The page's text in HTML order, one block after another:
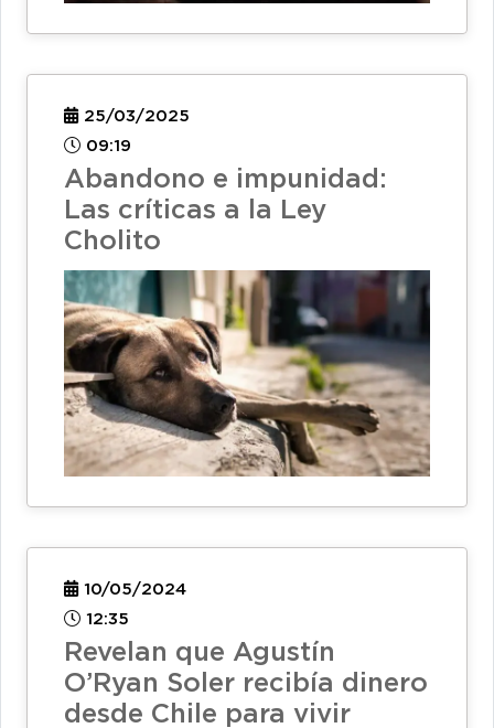
25/03/2025
09:19
Abandono e impunidad:
Las críticas a la Ley
Cholito
10/05/2024
12:35
Revelan que Agustín
O’Ryan Soler recibía dinero
desde Chile para vivir